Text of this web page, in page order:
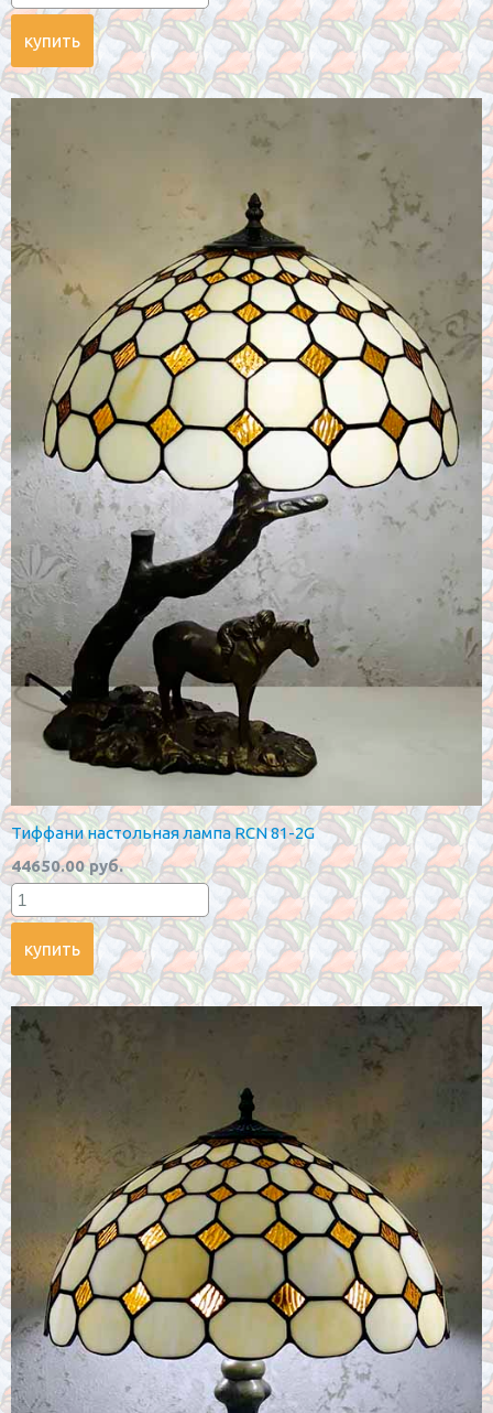
Тиффани настольная лампа RCN 81-2G
44650.00 руб.